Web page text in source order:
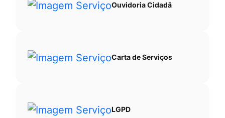
Ouvidoria Cidadã
Carta de Serviços
LGPD